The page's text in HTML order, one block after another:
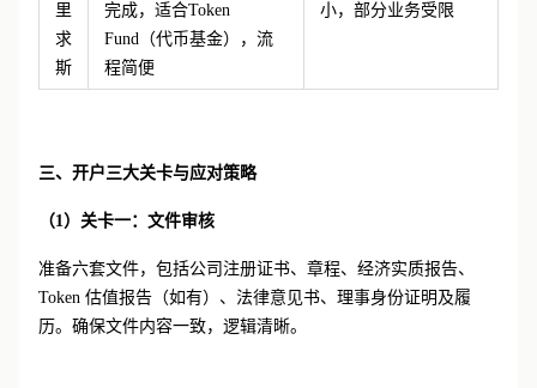
里
求
斯
完成，适合Token
Fund（代币基金），流
程简便
小，部分业务受限
三、 开户三大关卡与应对策略
（1）关卡一：文件审核
准备六套文件，包括公司注册证书、章程、经济实质报告、
Token 估值报告（如有）、法律意见书、理事身份证明及履
历。确保文件内容一致，逻辑清晰。